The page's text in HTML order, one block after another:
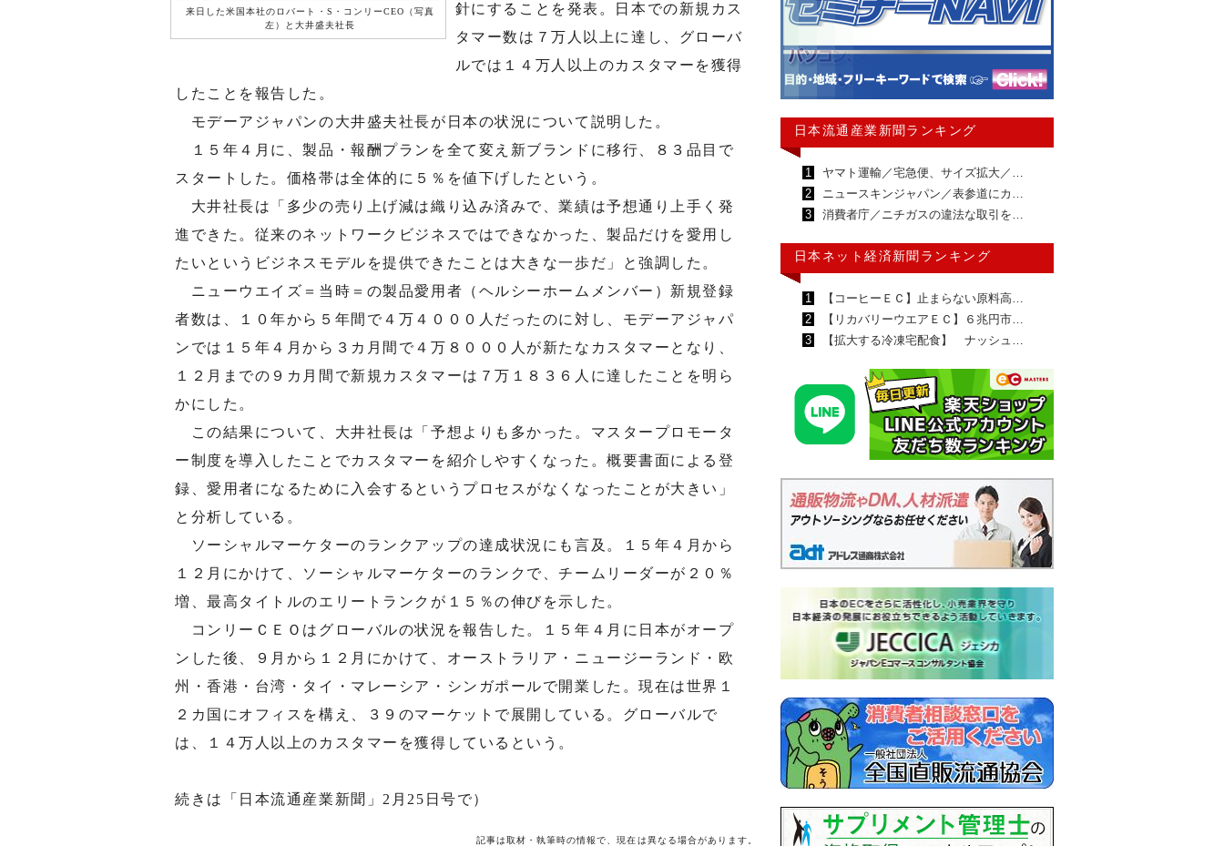
来日した米国本社のロバート・S・コンリーCEO（写真
左）と大井盛夫社長
針にすることを発表。日本での新規カス
タマー数は７万人以上に達し、グローバ
ルでは１４万人以上のカスタマーを獲得
したことを報告した。
モデーアジャパンの大井盛夫社長が日本の状況について説明した。
１５年４月に、製品・報酬プランを全て変え新ブランドに移行、８３品目で
スタートした。価格帯は全体的に５％を値下げしたという。
大井社長は「多少の売り上げ減は織り込み済みで、業績は予想通り上手く発
進できた。従来のネットワークビジネスではできなかった、製品だけを愛用し
たいというビジネスモデルを提供できたことは大きな一歩だ」と強調した。
ニューウエイズ＝当時＝の製品愛用者（ヘルシーホームメンバー）新規登録
者数は、１０年から５年間で４万４０００人だったのに対し、モデーアジャパ
ンでは１５年４月から３カ月間で４万８０００人が新たなカスタマーとなり、
１２月までの９カ月間で新規カスタマーは７万１８３６人に達したことを明ら
かにした。
この結果について、大井社長は「予想よりも多かった。マスタープロモータ
ー制度を導入したことでカスタマーを紹介しやすくなった。概要書面による登
録、愛用者になるために入会するというプロセスがなくなったことが大きい」
と分析している。
ソーシャルマーケターのランクアップの達成状況にも言及。１５年４月から
１２月にかけて、ソーシャルマーケターのランクで、チームリーダーが２０％
増、最高タイトルのエリートランクが１５％の伸びを示した。
コンリーＣＥＯはグローバルの状況を報告した。１５年４月に日本がオープ
ンした後、９月から１２月にかけて、オーストラリア・ニュージーランド・欧
州・香港・台湾・タイ・マレーシア・シンガポールで開業した。現在は世界１
２カ国にオフィスを構え、３９のマーケットで展開している。グローバルで
は、１４万人以上のカスタマーを獲得しているという。
続きは「日本流通産業新聞」2月25日号で）
記事は取材・執筆時の情報で、現在は異なる場合があります。
日本流通産業新聞ランキング
1
ヤマト運輸／宅急便、サイズ拡大／…
2
ニュースキンジャパン／表参道にカ…
3
消費者庁／ニチガスの違法な取引を…
日本ネット経済新聞ランキング
1
【コーヒーＥＣ】止まらない原料高…
2
【リカバリーウエアＥＣ】６兆円市…
3
【拡大する冷凍宅配食】 ナッシュ…